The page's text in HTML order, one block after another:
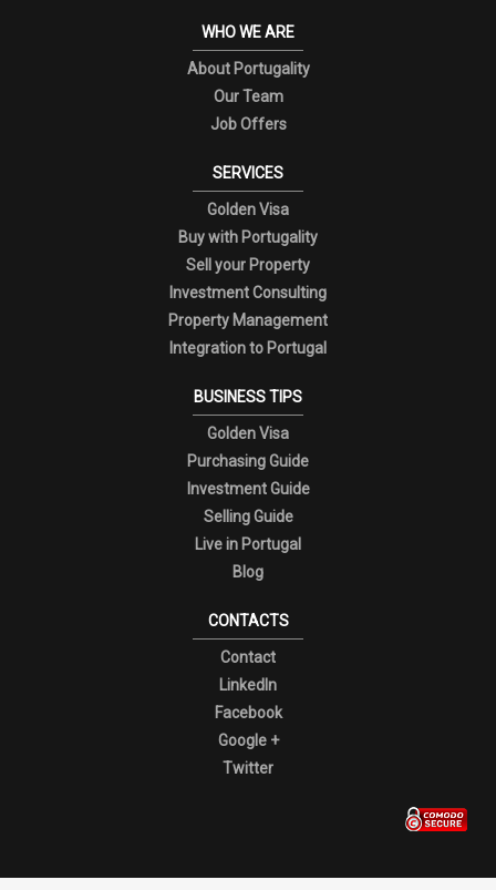
WHO WE ARE
About Portugality
Our Team
Job Offers
SERVICES
Golden Visa
Buy with Portugality
Sell your Property
Investment Consulting
Property Management
Integration to Portugal
BUSINESS TIPS
Golden Visa
Purchasing Guide
Investment Guide
Selling Guide
Live in Portugal
Blog
CONTACTS
Contact
LinkedIn
Facebook
Google +
Twitter